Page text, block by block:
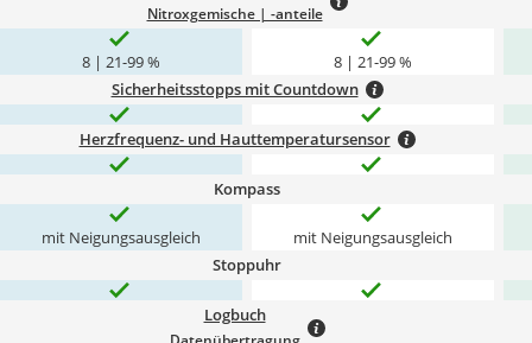
Nitroxgemische | -anteile
8 | 21-99 % 8 | 21-99 %
Sicherheitsstopps mit Countdown
Herzfrequenz- und Hauttemperatursensor
Kompass
mit Neigungsausgleich mit Neigungsausgleich
Stoppuhr
Logbuch